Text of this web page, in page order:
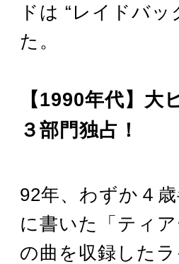
ドは “レイドバ
た。
【1990年代】
３部門独占！
92年、わずか４
に書いた「ティ
の曲を収録した